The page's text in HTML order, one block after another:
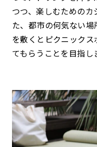
つつ、楽しむためのカ
た、都市の何気ない場
を敷くとピクニック
てもらうことを目指し